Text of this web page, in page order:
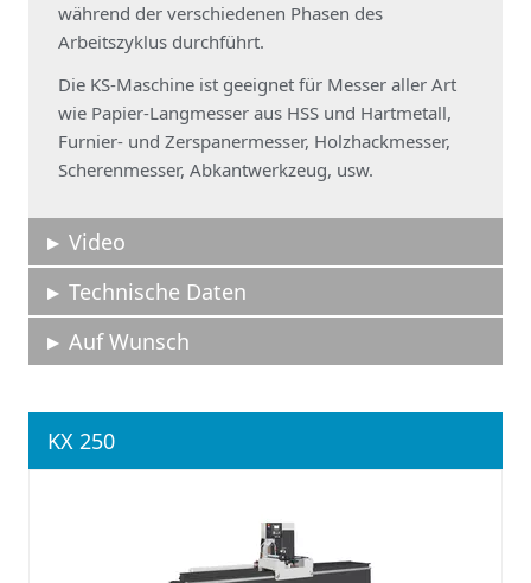
während der verschiedenen Phasen des
Arbeitszyklus durchführt.
Die KS-Maschine ist geeignet für Messer aller Art
wie Papier-Langmesser aus HSS und Hartmetall,
Furnier- und Zerspanermesser, Holzhackmesser,
Scherenmesser, Abkantwerkzeug, usw.
Video
Technische Daten
Auf Wunsch
KX 250